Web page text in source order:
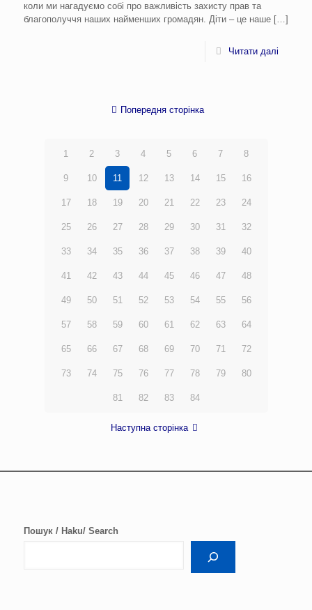
коли ми нагадуємо собі про важливість захисту прав та
благополуччя наших найменших громадян. Діти – це наше[…]
Читати далі
Попередня сторінка
1 2 3 4 5 6 7 8
9 10 11 12 13 14 15 16
17 18 19 20 21 22 23 24
25 26 27 28 29 30 31 32
33 34 35 36 37 38 39 40
41 42 43 44 45 46 47 48
49 50 51 52 53 54 55 56
57 58 59 60 61 62 63 64
65 66 67 68 69 70 71 72
73 74 75 76 77 78 79 80
81 82 83 84
Наступна сторінка
Пошук / Haku/ Search